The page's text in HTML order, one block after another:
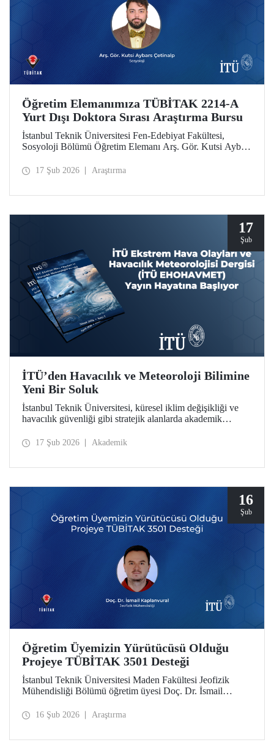
Öğretim Elemanımıza TÜBİTAK 2214-A
Yurt Dışı Doktora Sırası Araştırma Bursu
İstanbul Teknik Üniversitesi Fen-Edebiyat Fakültesi,
Sosyoloji Bölümü Öğretim Elemanı Arş. Gör. Kutsi Aybars
Araştırma Bursu kapsamında desteklenmeye hak kazandı.
17 Şub 2026 Araştırma
17
Şub
İTÜ’den Havacılık ve Meteoroloji Bilimine
Yeni Bir Soluk
İstanbul Teknik Üniversitesi, küresel iklim değişikliği ve
havacılık güvenliği gibi stratejik alanlarda akademik
Bilimleri Fakültesi bünyesinde hazırlıkları tamamlanan
17 Şub 2026 Akademik
16
Şub
Öğretim Üyemizin Yürütücüsü Olduğu
Projeye TÜBİTAK 3501 Desteği
İstanbul Teknik Üniversitesi Maden Fakültesi Jeofizik
Mühendisliği Bölümü öğretim üyesi Doç. Dr. İsmail
3501 Kariyer Geliştirme Programı kapsamında destek
16 Şub 2026 Araştırma